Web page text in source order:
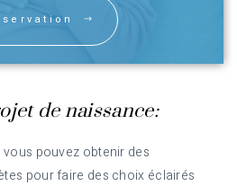
de naissance:
pouvez obtenir des
pour faire des choix éclairés